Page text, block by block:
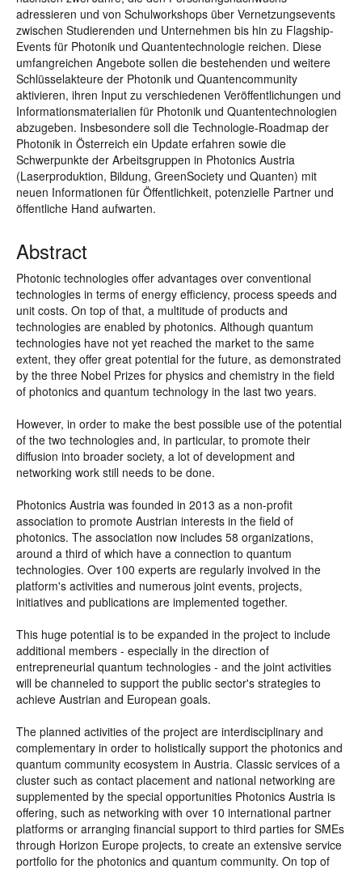
adressieren und von Schulworkshops über Vernetzungsevents
zwischen Studierenden und Unternehmen bis hin zu Flagship-
Events für Photonik und Quantentechnologie reichen. Diese
umfangreichen Angebote sollen die bestehenden und weitere
Schlüsselakteure der Photonik und Quantencommunity
aktivieren, ihren Input zu verschiedenen Veröffentlichungen und
Informationsmaterialien für Photonik und Quantentechnologien
abzugeben. Insbesondere soll die Technologie-Roadmap der
Photonik in Österreich ein Update erfahren sowie die
Schwerpunkte der Arbeitsgruppen in Photonics Austria
(Laserproduktion, Bildung, GreenSociety und Quanten) mit
neuen Informationen für Öffentlichkeit, potenzielle Partner und
öffentliche Hand aufwarten.
Abstract
Photonic technologies offer advantages over conventional
technologies in terms of energy efficiency, process speeds and
unit costs. On top of that, a multitude of products and
technologies are enabled by photonics. Although quantum
technologies have not yet reached the market to the same
extent, they offer great potential for the future, as demonstrated
by the three Nobel Prizes for physics and chemistry in the field
of photonics and quantum technology in the last two years.
However, in order to make the best possible use of the potential
of the two technologies and, in particular, to promote their
diffusion into broader society, a lot of development and
networking work still needs to be done.
Photonics Austria was founded in 2013 as a non-profit
association to promote Austrian interests in the field of
photonics. The association now includes 58 organizations,
around a third of which have a connection to quantum
technologies. Over 100 experts are regularly involved in the
platform's activities and numerous joint events, projects,
initiatives and publications are implemented together.
This huge potential is to be expanded in the project to include
additional members - especially in the direction of
entrepreneurial quantum technologies - and the joint activities
will be channeled to support the public sector's strategies to
achieve Austrian and European goals.
The planned activities of the project are interdisciplinary and
complementary in order to holistically support the photonics and
quantum community ecosystem in Austria. Classic services of a
cluster such as contact placement and national networking are
supplemented by the special opportunities Photonics Austria is
offering, such as networking with over 10 international partner
platforms or arranging financial support to third parties for SMEs
through Horizon Europe projects, to create an extensive service
portfolio for the photonics and quantum community. On top of